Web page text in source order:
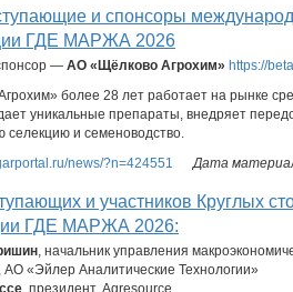
и спонсоры
ГДЕ МАРЖА 2026
— АО «Щёлково Агрохим» https://
более 28 лет работает на рынке
уникальные препараты, внедряет
селекцию и семеноводство.
news/?n=424551
Дата
и участников Круглых
ГДЕ МАРЖА 2026:
, начальник управления
АО «Эйлер Аналитические Технологии»
, президент, Agresource